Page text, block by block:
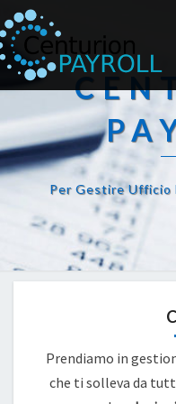
Per Gestire Ufficio
Prendiamo in
che ti solleva da